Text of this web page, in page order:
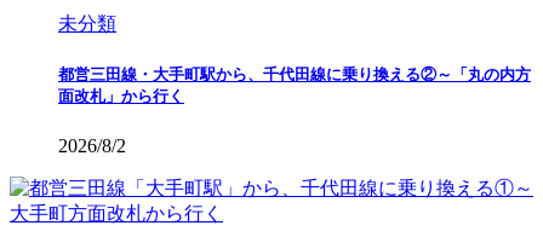
未分類
都営三田線・大手町駅から、千代田線に乗り換える②～「丸の内方
面改札」から行く
2026/8/2